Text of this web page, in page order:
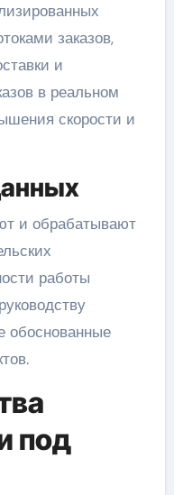
заказов,
и
в реальном
скорости и
и обрабатывают
работы
обоснованные
под